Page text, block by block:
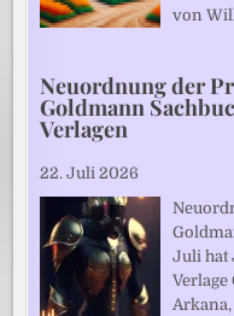
von
Neuordnung der
Goldmann
Verlagen
22. Juli 2026
Juli hat